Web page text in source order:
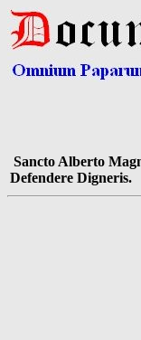
Sancto Alberto
Defendere Digneris.